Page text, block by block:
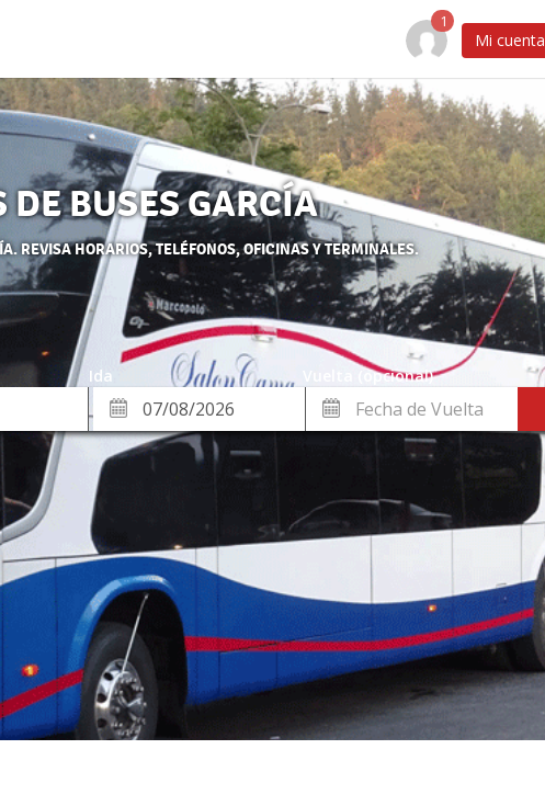
Mi cuenta
DE BUSES GARCÍA
REVISA HORARIOS, TELÉFONOS, OFICINAS Y TERMINALES.
Ida
Vuelta (opcional)
Fecha
de
Ida
Fecha
de